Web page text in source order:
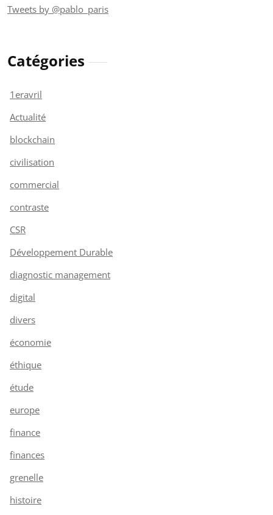
Tweets by @pablo_paris
Catégories
1eravril
Actualité
blockchain
civilisation
commercial
contraste
CSR
Développement Durable
diagnostic management
digital
divers
économie
éthique
étude
europe
finance
finances
grenelle
histoire